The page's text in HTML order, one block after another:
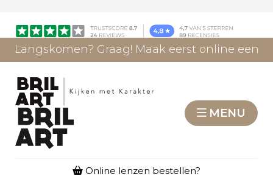
Langskomen? Graag! Maak eerst online een
MENU
Online lenzen bestellen?